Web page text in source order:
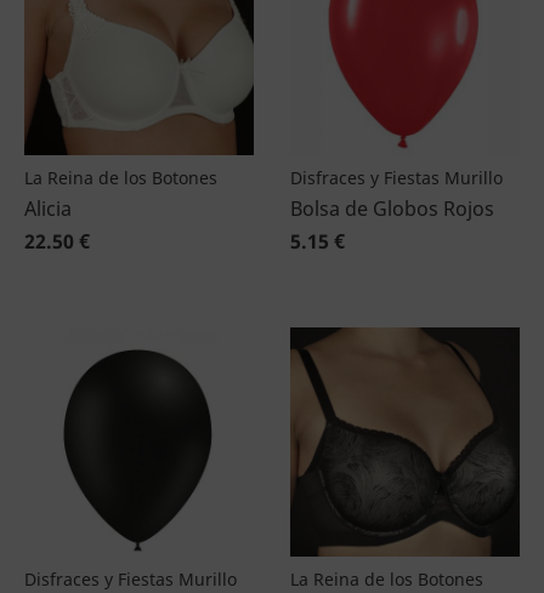
La Reina de los Botones
Alicia
22.50 €
Disfraces y Fiestas Murillo
Bolsa de Globos Rojos
5.15 €
Disfraces y Fiestas Murillo La Reina de los Botones